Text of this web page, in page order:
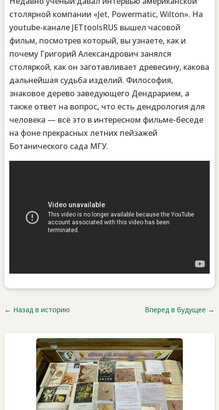
столярной компании «Jet, Powermatic, Wilton». На
youtube-канале JETtoolsRUS вышел часовой
фильм, посмотрев который, вы узнаете, как и
почему Григорий Александрович занялся
столяркой, как он заготавливает древесину, какова
дальнейшая судьба изделий. Философия,
знаковое дерево заведующего Дендрарием, а
также ответ на вопрос, что есть дендрология для
человека — всё это в интересном фильме-беседе
на фоне прекрасных летних пейзажей
Ботанического сада МГУ.
← Назад в историю Вперед в будущее →